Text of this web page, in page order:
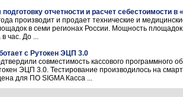
отчетности и расчет себестоимости в
производит и продает технические и
в семи регионах России. Мощность
час. До ...
с Рутокен ЭЦП 3.0
совместимость кассового программного
ЭЦП 3.0. Тестирование производилось на
для ПО SIGMA Касса ...